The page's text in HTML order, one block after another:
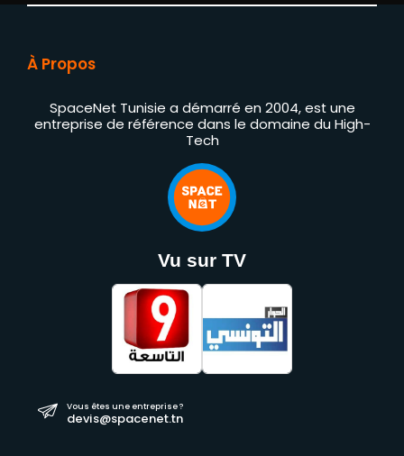
À Propos
SpaceNet Tunisie a démarré en 2004, est une
entreprise de référence dans le domaine du High-
Tech
Vu sur TV
Vous êtes une entreprise ?
devis@spacenet.tn